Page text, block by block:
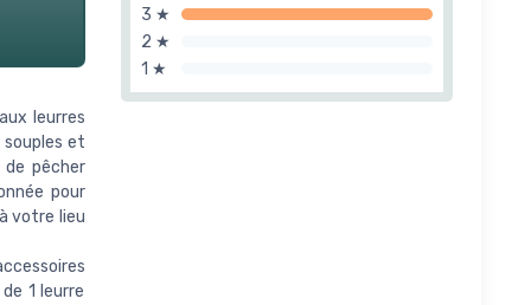
3 ★
2 ★
1 ★
leurres
souples et
pêcher
pour
votre lieu
1 leurre